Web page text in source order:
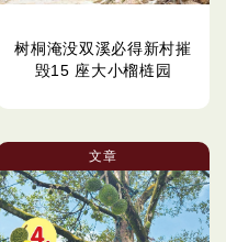
树桐淹没双溪必得新村摧
毁15 座大小榴梿园
文章